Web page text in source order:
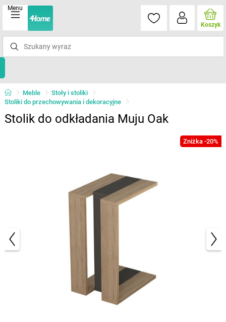
Menu
Koszyk
Meble
Stoły i stoliki
Stoliki do przechowywania i dekoracyjne
Stolik do odkładania Muju Oak
Zniżka -20%